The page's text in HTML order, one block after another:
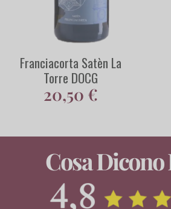
Franciacorta Satèn La
Torre DOCG
20,50 €
Cosa Dicono